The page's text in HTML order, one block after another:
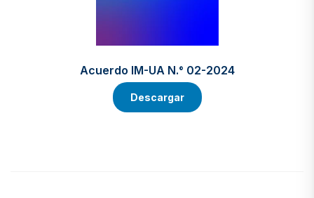
Acuerdo IM-UA N.° 02-2024
Descargar